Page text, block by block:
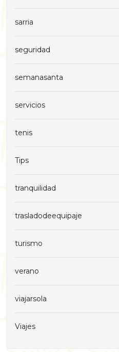
sarria
seguridad
semanasanta
servicios
tenis
Tips
tranquilidad
trasladodeequipaje
turismo
verano
viajarsola
Viajes